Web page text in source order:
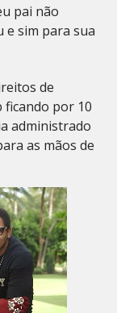
pai não
e sim para sua
de
ficando por 10
administrado
as mãos de